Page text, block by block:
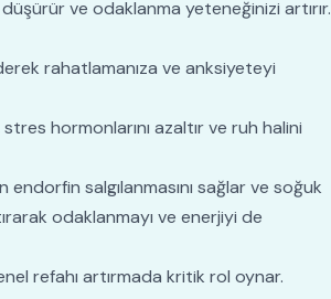
ve odaklanma yeteneğinizi artırır.
rahatlamanıza ve anksiyeteyi
hormonlarını azaltır ve ruh halini
endorfin salgılanmasını sağlar ve soğuk
odaklanmayı ve enerjiyi de
refahı artırmada kritik rol oynar.